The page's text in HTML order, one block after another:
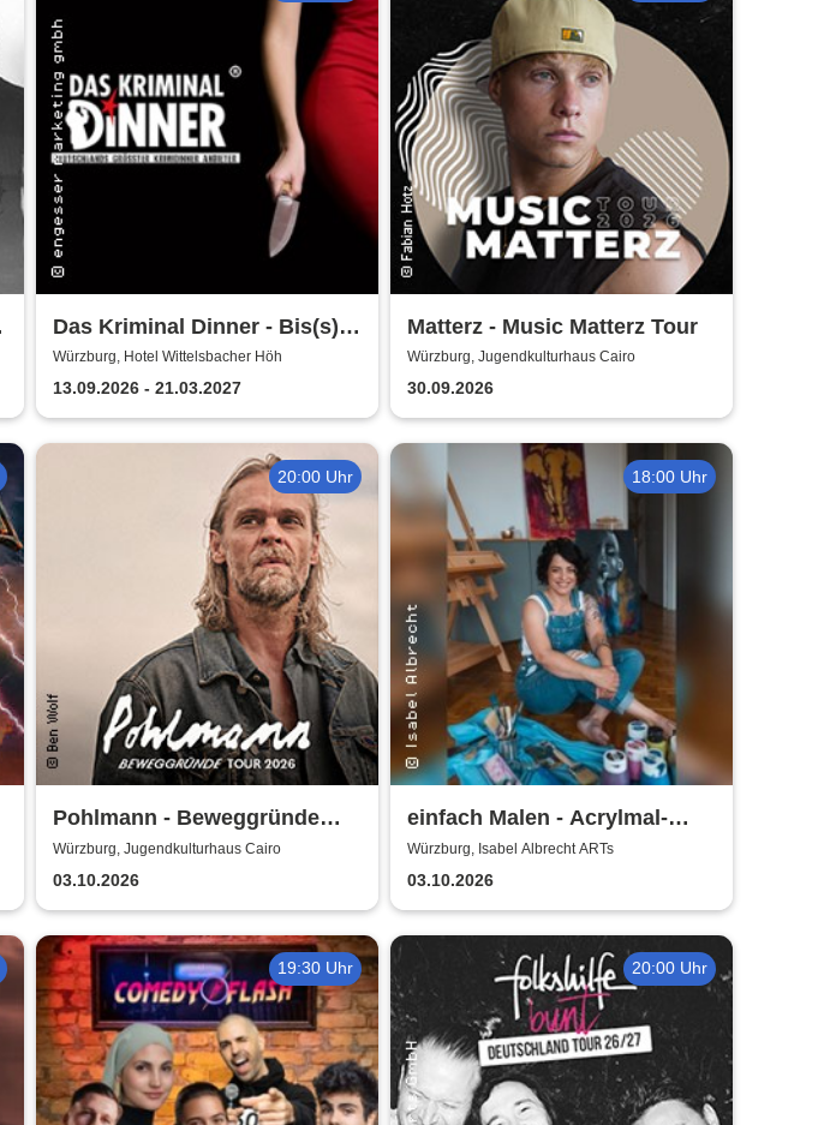
Das Kriminal Dinner - Bis(s)
zum letzten Zug
Würzburg, Hotel Wittelsbacher Höh
13.09.2026 - 21.03.2027
Matterz - Music Matterz Tour
Würzburg, Jugendkulturhaus Cairo
30.09.2026
20:00 Uhr
Pohlmann - Beweggründe
Tour 2026
Würzburg, Jugendkulturhaus Cairo
03.10.2026
18:00 Uhr
einfach Malen - Acrylmal-
Workshop | Isabel Albrecht
ARTs
Würzburg, Isabel Albrecht ARTs
03.10.2026
19:30 Uhr 20:00 Uhr